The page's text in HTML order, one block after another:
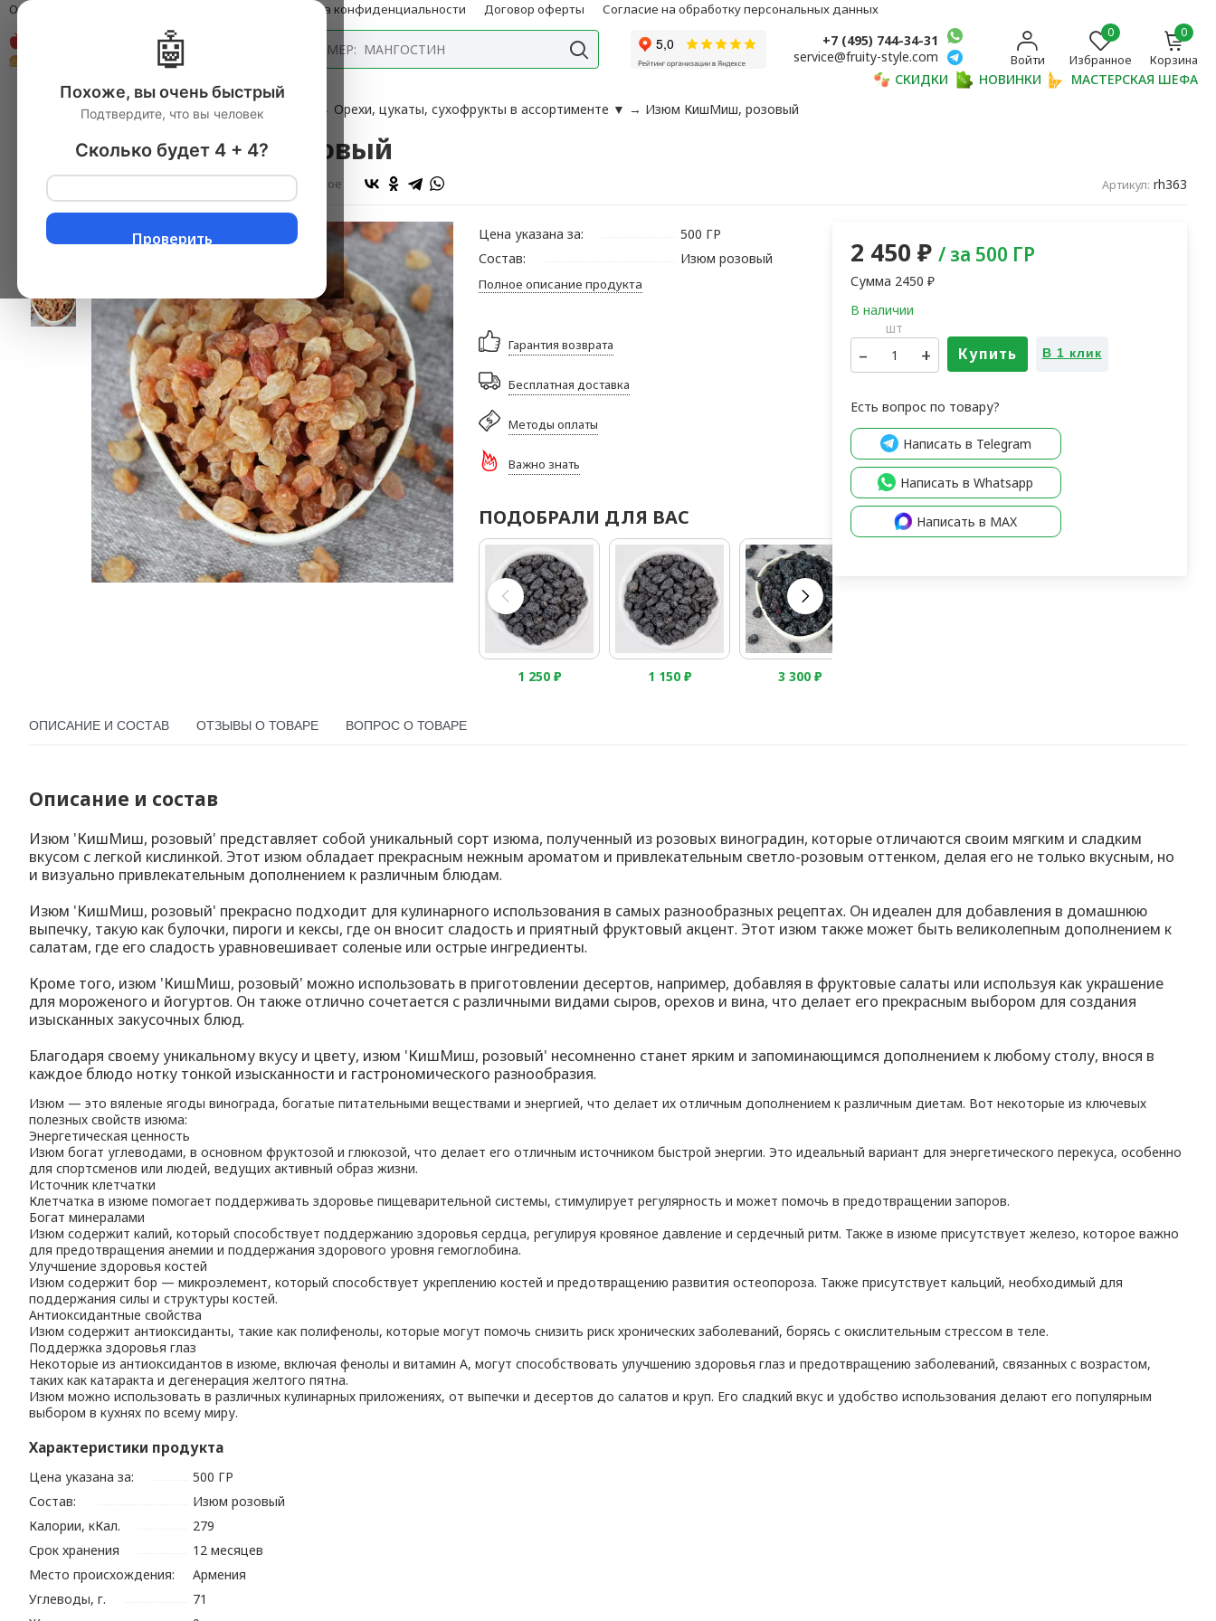
О компании Политика конфиденциальности Договор оферты Согласие на обработку персональных данных
Каталог
+7 (495) 744-34-31
service@fruity-style.com
Войти
0
Избранное
0
Корзина
СКИДКИ НОВИНКИ
МАСТЕРСКАЯ ШЕФА
→ Продукты питания с доставкой → Орехи, цукаты, сухофрукты в ассортименте ▼ → Изюм КишМиш, розовый
Изюм КишМиш, розовый
В избранное Артикул: rh363
Цена указана за:
500 ГР
Состав:
Изюм розовый
Полное описание продукта
Гарантия возврата
Бесплатная доставка
Методы оплаты
Важно знать
ПОДОБРАЛИ ДЛЯ ВАС
1 250 ₽ 1 150 ₽ 3 300 ₽
2 450 ₽ / за 500 ГР
Сумма 2450 ₽
шт
– + Купить В 1 клик
Есть вопрос по товару?
Написать в Telegram
Написать в Whatsapp
Написать в MAX
ОПИСАНИЕ И СОСТАВ ОТЗЫВЫ О ТОВАРЕ ВОПРОС О ТОВАРЕ
Описание и состав
Изюм 'КишМиш, розовый' представляет собой уникальный сорт изюма, полученный из розовых виноградин, которые отличаются своим мягким и сладким
вкусом с легкой кислинкой. Этот изюм обладает прекрасным нежным ароматом и привлекательным светло-розовым оттенком, делая его не только вкусным, но
и визуально привлекательным дополнением к различным блюдам.
Изюм 'КишМиш, розовый' прекрасно подходит для кулинарного использования в самых разнообразных рецептах. Он идеален для добавления в домашнюю
выпечку, такую как булочки, пироги и кексы, где он вносит сладость и приятный фруктовый акцент. Этот изюм также может быть великолепным дополнением к
салатам, где его сладость уравновешивает соленые или острые ингредиенты.
Кроме того, изюм 'КишМиш, розовый' можно использовать в приготовлении десертов, например, добавляя в фруктовые салаты или используя как украшение
для мороженого и йогуртов. Он также отлично сочетается с различными видами сыров, орехов и вина, что делает его прекрасным выбором для создания
изысканных закусочных блюд.
Благодаря своему уникальному вкусу и цвету, изюм 'КишМиш, розовый' несомненно станет ярким и запоминающимся дополнением к любому столу, внося в
каждое блюдо нотку тонкой изысканности и гастрономического разнообразия.
Изюм — это вяленые ягоды винограда, богатые питательными веществами и энергией, что делает их отличным дополнением к различным диетам. Вот некоторые из ключевых
полезных свойств изюма:
Энергетическая ценность
Изюм богат углеводами, в основном фруктозой и глюкозой, что делает его отличным источником быстрой энергии. Это идеальный вариант для энергетического перекуса, особенно
для спортсменов или людей, ведущих активный образ жизни.
Источник клетчатки
Клетчатка в изюме помогает поддерживать здоровье пищеварительной системы, стимулирует регулярность и может помочь в предотвращении запоров.
Богат минералами
Изюм содержит калий, который способствует поддержанию здоровья сердца, регулируя кровяное давление и сердечный ритм. Также в изюме присутствует железо, которое важно
для предотвращения анемии и поддержания здорового уровня гемоглобина.
Улучшение здоровья костей
Изюм содержит бор — микроэлемент, который способствует укреплению костей и предотвращению развития остеопороза. Также присутствует кальций, необходимый для
поддержания силы и структуры костей.
Антиоксидантные свойства
Изюм содержит антиоксиданты, такие как полифенолы, которые могут помочь снизить риск хронических заболеваний, борясь с окислительным стрессом в теле.
Поддержка здоровья глаз
Некоторые из антиоксидантов в изюме, включая фенолы и витамин А, могут способствовать улучшению здоровья глаз и предотвращению заболеваний, связанных с возрастом,
таких как катаракта и дегенерация желтого пятна.
Изюм можно использовать в различных кулинарных приложениях, от выпечки и десертов до салатов и круп. Его сладкий вкус и удобство использования делают его популярным
выбором в кухнях по всему миру.
Характеристики продукта
Цена указана за:
500 ГР
Состав:
Изюм розовый
Калории, кКал.
279
Срок хранения
12 месяцев
Место происхождения:
Армения
Углеводы, г.
71
🤖
Похоже, вы очень быстрый
Подтвердите, что вы человек
Сколько будет 4 + 4?
Проверить